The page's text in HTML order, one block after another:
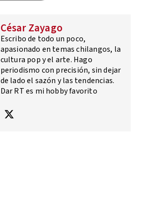
César Zayago
Escribo de todo un poco,
apasionado en temas chilangos, la
cultura pop y el arte. Hago
periodismo con precisión, sin dejar
de lado el sazón y las tendencias.
Dar RT es mi hobby favorito